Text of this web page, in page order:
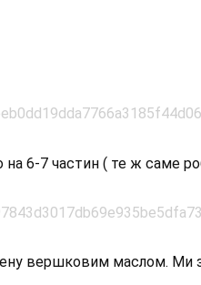
на 6-7 частин ( те ж саме
вершковим маслом. Ми